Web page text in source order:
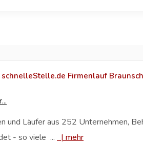
Firmenlauf
und Läufer aus 252 Unternehmen,
- so viele ... |mehr